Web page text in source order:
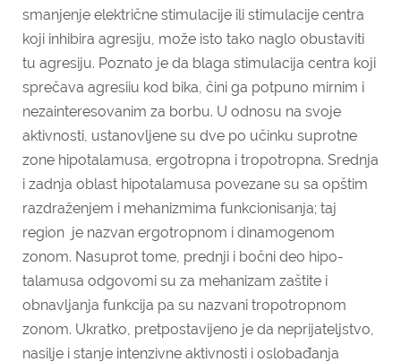
smanjenje električne stimulacije ili stimulacije centra
koji inhibira agresiju, može isto tako naglo obustaviti
tu agresiju. Poznato je da blaga stimulacija centra koji
sprečava agresiiu kod bika, čini ga potpuno mirnim i
nezainteresovanim za borbu. U odnosu na svoje
aktivnosti, ustanovljene su dve po učinku suprotne
zone hipotalamusa, ergotropna i tropotropna. Srednja
i zadnja oblast hipotalamusa povezane su sa opštim
razdraženjem i mehanizmima funkcionisanja; taj
region je nazvan ergotropnom i dinamogenom
zonom. Nasuprot tome, prednji i bočni deo hipo­
talamusa odgovomi su za mehanizam zaštite i
obnavljanja funkcija pa su nazvani tropotropnom
zonom. Ukratko, pretpostavijeno je da neprijateljstvo,
nasilje i stanje intenzivne aktivnosti i oslobađanja